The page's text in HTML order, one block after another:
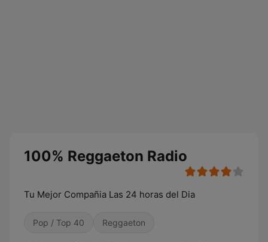
100% Reggaeton Radio
Tu Mejor Compañia Las 24 horas del Dia
Pop / Top 40 Reggaeton